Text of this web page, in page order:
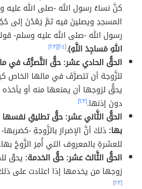
كنَّ نساءُ رسول الله -صلى الله
المسجدِ ويصلينَ فيه ثمَّ يَعُدْنَ إلى
رسول الله -صلى الله عليه وسلم-
اللهِ مَساجِدَ اللَّهِ).[٢٤] [٢٣]
الحقُّ الحادي عشر: حقُّ التَّصرُّفُ في
للزَّوجة أن تتصرَّفَ في مالها الخاص
يحقُّ لزوجها أن يمنعها منه أو
دونَ إذنها.[٢٣]
الحقُّ الثَّاني عشر: حقُّ تطليقِ نفسها
بها:ذلكَ أنَّ الإضرارَ بالزَّوجةِ -كضربها-
للعشرةِ بالمعروف التي أُمِرَ الزَّوجُ بها.
الحقُّ الثَّالث عشر: حقُّ الخدمة: يحقُ
زوجها من يخدمها إذا اعتادت على
[٢٣]